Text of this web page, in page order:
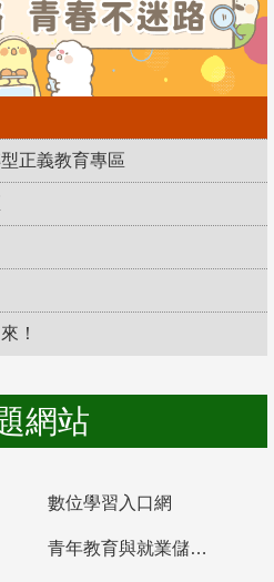
正義教育專區
！
網站
數位學習入口網
青年教育與就業儲蓄帳戶